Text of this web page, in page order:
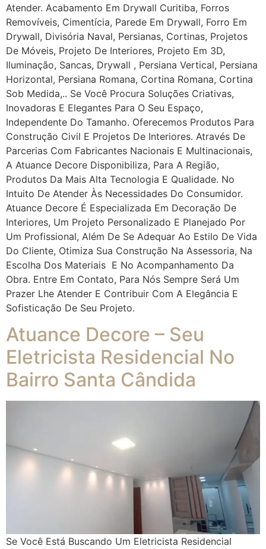
Atender. Acabamento Em Drywall Curitiba, Forros
Removíveis, Cimentícia, Parede Em Drywall, Forro Em
Drywall, Divisória Naval, Persianas, Cortinas, Projetos
De Móveis, Projeto De Interiores, Projeto Em 3D,
Iluminação, Sancas, Drywall , Persiana Vertical, Persiana
Horizontal, Persiana Romana, Cortina Romana, Cortina
Sob Medida,.. Se Você Procura Soluções Criativas,
Inovadoras E Elegantes Para O Seu Espaço,
Independente Do Tamanho. Oferecemos Produtos Para
Construção Civil E Projetos De Interiores. Através De
Parcerias Com Fabricantes Nacionais E Multinacionais,
A Atuance Decore Disponibiliza, Para A Região,
Produtos Da Mais Alta Tecnologia E Qualidade. No
Intuito De Atender Às Necessidades Do Consumidor.
Atuance Decore É Especializada Em Decoração De
Interiores, Um Projeto Personalizado E Planejado Por
Um Profissional, Além De Se Adequar Ao Estilo De Vida
Do Cliente, Otimiza Sua Construção Na Assessoria, Na
Escolha Dos Materiais E No Acompanhamento Da
Obra. Entre Em Contato, Para Nós Sempre Será Um
Prazer Lhe Atender E Contribuir Com A Elegância E
Sofisticação De Seu Projeto.
Atuance Decore – Seu
Eletricista Residencial No
Bairro Santa Cândida
Se Você Está Buscando Um Eletricista Residencial